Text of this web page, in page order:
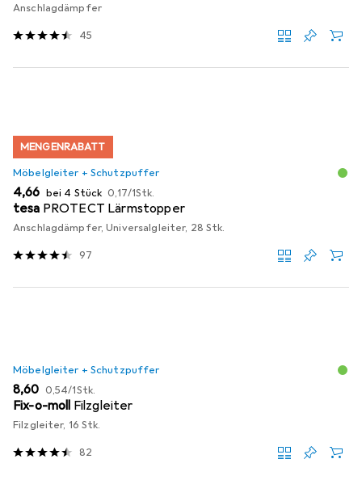
Anschlagdämpfer
45
MENGENRABATT
Möbelgleiter + Schutzpuffer
EUR
4,66 bei 4 Stück EUR
0,17/1Stk.
tesa PROTECT Lärmstopper
Anschlagdämpfer, Universalgleiter, 28 Stk.
97
Möbelgleiter + Schutzpuffer
EUR
8,60 EUR
0,54/1Stk.
Fix-o-moll Filzgleiter
Filzgleiter, 16 Stk.
82